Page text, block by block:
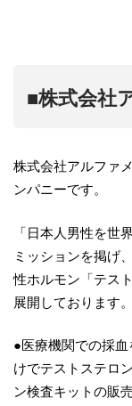
■株式会社
株式会社アルファ
ンパニーです。
「日本人男性を世
ミッションを掲げ
性ホルモン「テス
展開しております。
●医療機関での採
けでテストステロ
ン検査キットの販売